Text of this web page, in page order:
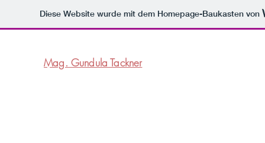
Diese Website wurde mit dem Homepage-Baukasten von
Mag. Gundula Tackner